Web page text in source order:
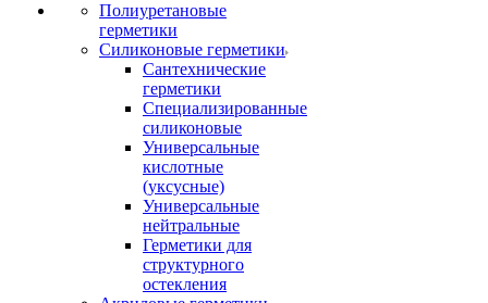
Полиуретановые
герметики
Силиконовые герметики
Сантехнические
герметики
Специализированные
силиконовые
Универсальные
кислотные
(уксусные)
Универсальные
нейтральные
Герметики для
структурного
остекления